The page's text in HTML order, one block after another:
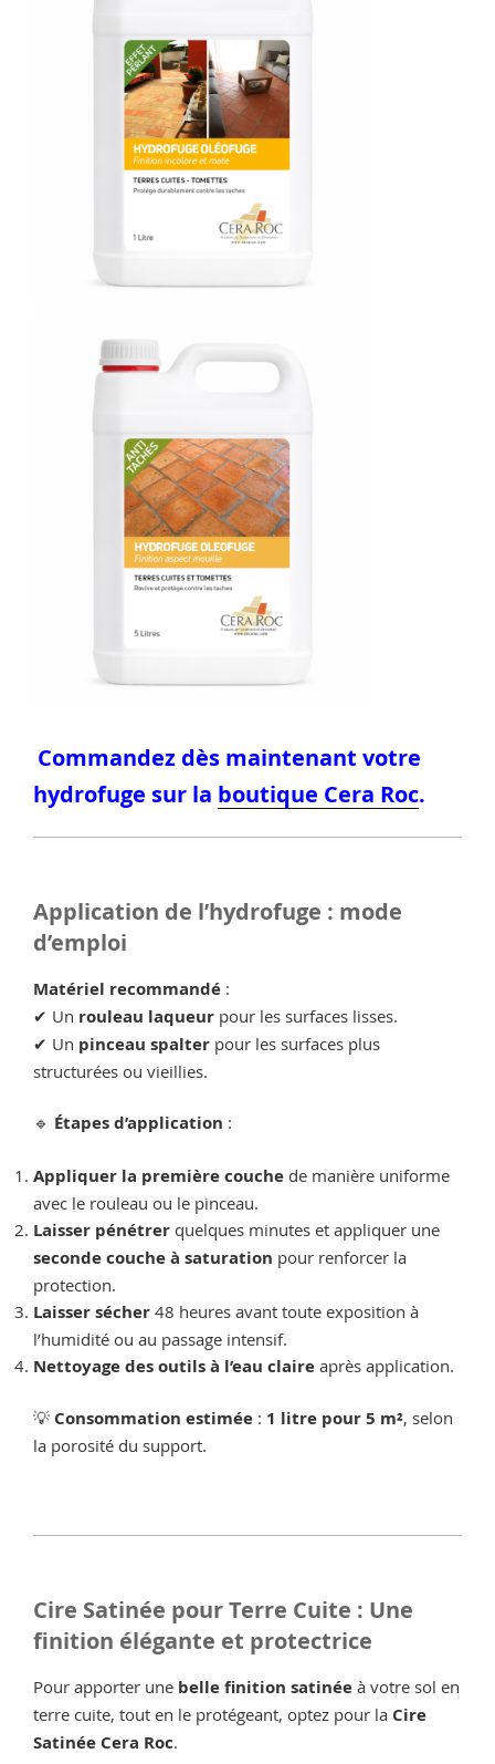
Commandez dès maintenant votre
hydrofuge sur la boutique Cera Roc.
Application de l’hydrofuge : mode
d’emploi
Matériel recommandé :
✔ Un rouleau laqueur pour les surfaces lisses.
✔ Un pinceau spalter pour les surfaces plus
structurées ou vieillies.
🔹 Étapes d’application :
Appliquer la première couche de manière uniforme
avec le rouleau ou le pinceau.
Laisser pénétrer quelques minutes et appliquer une
seconde couche à saturation pour renforcer la
protection.
Laisser sécher 48 heures avant toute exposition à
l’humidité ou au passage intensif.
Nettoyage des outils à l’eau claire après application.
💡 Consommation estimée : 1 litre pour 5 m², selon
la porosité du support.
Cire Satinée pour Terre Cuite : Une
finition élégante et protectrice
Pour apporter une belle finition satinée à votre sol en
terre cuite, tout en le protégeant, optez pour la Cire
Satinée Cera Roc.